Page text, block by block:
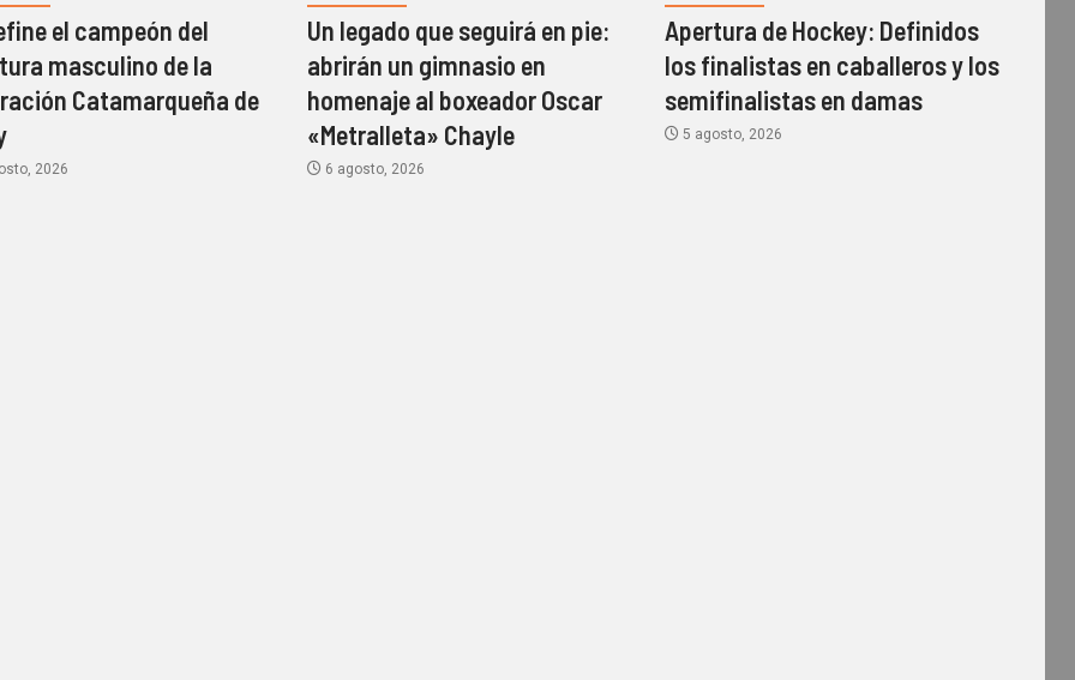
el campeón del
masculino de la
Catamarqueña de
2026
Un legado que seguirá en pie:
abrirán un gimnasio en
homenaje al boxeador Oscar
«Metralleta» Chayle
6 agosto, 2026
Apertura de Hockey: Definidos
los finalistas en caballeros y los
semifinalistas en damas
5 agosto, 2026